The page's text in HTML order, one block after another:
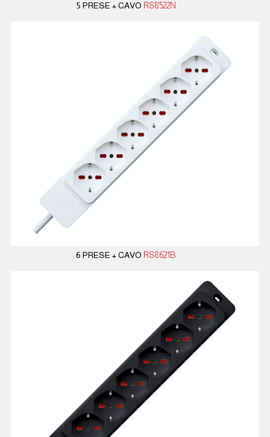
5 PRESE + CAVO RS8522N
6 PRESE + CAVO RS8621B